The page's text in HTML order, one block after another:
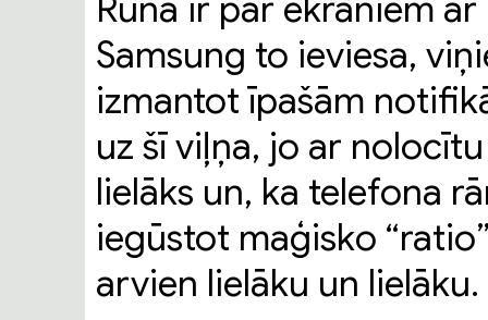
Runa ir par ekrāniem
Samsung to ieviesa,
izmantot īpašām
uz šī viļņa, jo ar
lielāks un, ka telefona
iegūstot maģisko
arvien lielāku un lielāku.